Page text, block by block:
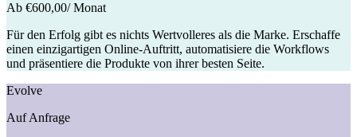
Ab €600,00/ Monat
Für den Erfolg gibt es nichts Wertvolleres als die Marke. Erschaffe
einen einzigartigen Online-Auftritt, automatisiere die Workflows
und präsentiere die Produkte von ihrer besten Seite.
Evolve
Auf Anfrage